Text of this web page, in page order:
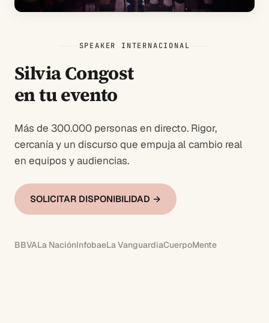
SPEAKER INTERNACIONAL
Silvia Congost
en tu evento
Más de 300.000 personas en directo. Rigor,
cercanía y un discurso que empuja al cambio real
en equipos y audiencias.
SOLICITAR DISPONIBILIDAD →
BBVALa NaciónInfobaeLa VanguardiaCuerpoMente